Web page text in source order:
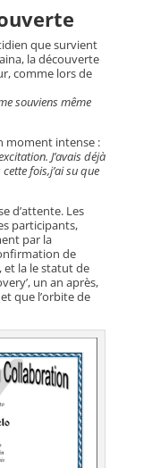
que survient
la découverte
comme lors de
souviens même
moment intense :
J’avais déjà
fois,j’ai su que
d’attente. Les
participants,
par la
de
et la le statut de
un an après,
que l’orbite de